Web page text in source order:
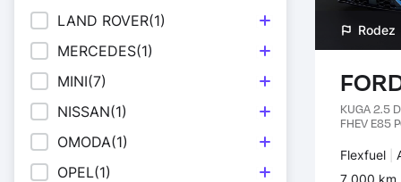
LAND ROVER(1)
[+]
MERCEDES(1)
[+]
MINI(7)
[+]
NISSAN(1)
[+]
OMODA(1)
[+]
OPEL(1) [+]
Rodez
KUGA 2.5
FHEV E85
Flexfuel
Kilomètres :
7 000 km